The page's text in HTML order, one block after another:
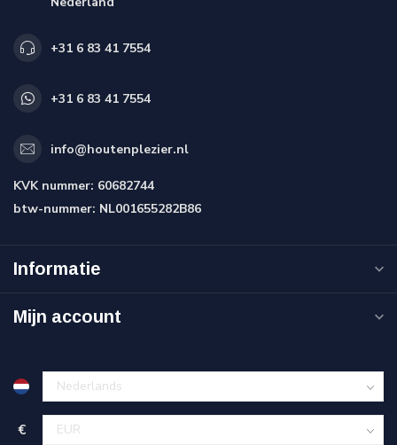
+31 6 83 41 7554
+31 6 83 41 7554
info@houtenplezier.nl
KVK nummer: 60682744
btw-nummer: NL001655282B86
Informatie
Mijn account
€